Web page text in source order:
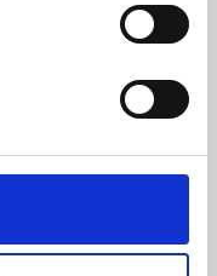
Cesena Italy | Phone